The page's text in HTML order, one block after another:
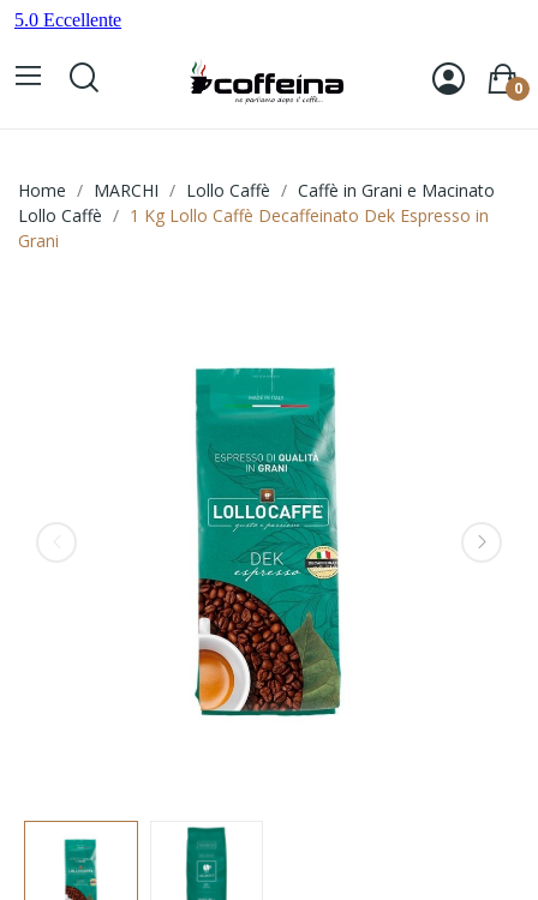
0
Home MARCHI Lollo Caffè
Caffè in Grani e Macinato
Lollo Caffè
1 Kg Lollo Caffè Decaffeinato Dek Espresso in
Grani